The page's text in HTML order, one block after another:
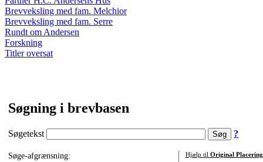
Brevveksling med fam. Melchior
Brevveksling med fam. Serre
Rundt om Andersen
Forskning
Titler oversat
Søgning i brevbasen
Søgetekst ?
Søge-afgrænsning:
Hjælp til Original Placering